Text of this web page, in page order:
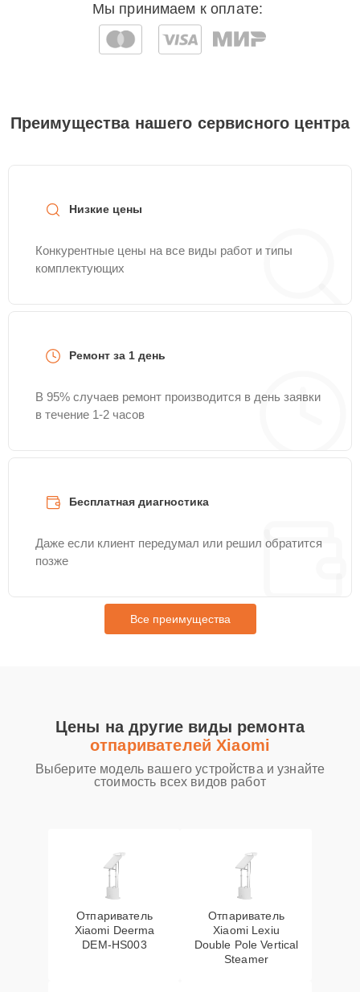
Мы принимаем к оплате:
Преимущества нашего сервисного центра
Низкие цены
Конкурентные цены на все виды работ и типы
комплектующих
Ремонт за 1 день
В 95% случаев ремонт производится в день заявки
в течение 1-2 часов
Бесплатная диагностика
Даже если клиент передумал или решил обратится
позже
Все преимущества
Цены на другие виды ремонта
отпаривателей Xiaomi
Выберите модель вашего устройства и узнайте
стоимость всех видов работ
Отпариватель
Xiaomi Deerma
DEM-HS003
Отпариватель
Xiaomi Lexiu
Double Pole Vertical
Steamer